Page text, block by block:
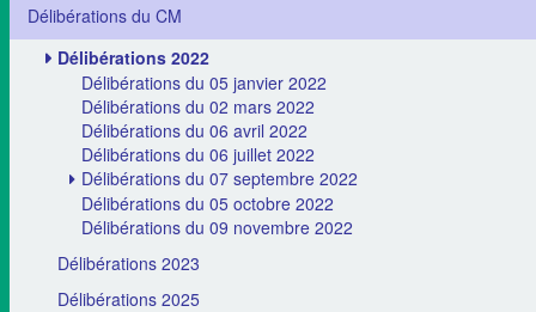
Délibérations du CM
Délibérations 2022
Délibérations du 05 janvier 2022
Délibérations du 02 mars 2022
Délibérations du 06 avril 2022
Délibérations du 06 juillet 2022
Délibérations du 07 septembre 2022
Délibérations du 05 octobre 2022
Délibérations du 09 novembre 2022
Délibérations 2023
Délibérations 2025